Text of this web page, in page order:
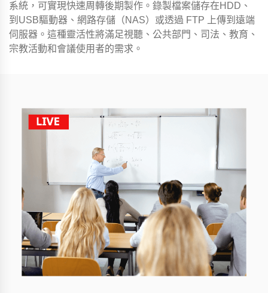
系統，可實現快速周轉後期製作。錄製檔案儲存在HDD、
到USB驅動器、網路存儲（NAS）或透過 FTP 上傳到遠端
伺服器。這種靈活性將滿足視聽、公共部門、司法、教育、
宗教活動和會議使用者的需求。